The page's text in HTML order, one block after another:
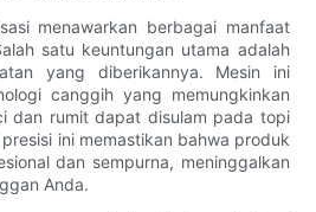
menawarkan berbagai manfaat
satu keuntungan utama adalah
yang diberikannya. Mesin ini
canggih yang memungkinkan
dan rumit dapat disulam pada topi
ini memastikan bahwa produk
dan sempurna, meninggalkan
Anda.